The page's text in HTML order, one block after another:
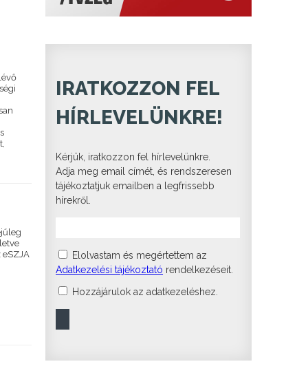
IRATKOZZON FEL
HÍRLEVELÜNKRE!
Kérjük, iratkozzon fel hírlevelünkre.
Adja meg email címét, és rendszeresen
tájékoztatjuk emailben a legfrissebb
hírekről.
Elolvastam és megértettem az
Adatkezelési tájékoztató rendelkezéseit.
Hozzájárulok az adatkezeléshez.